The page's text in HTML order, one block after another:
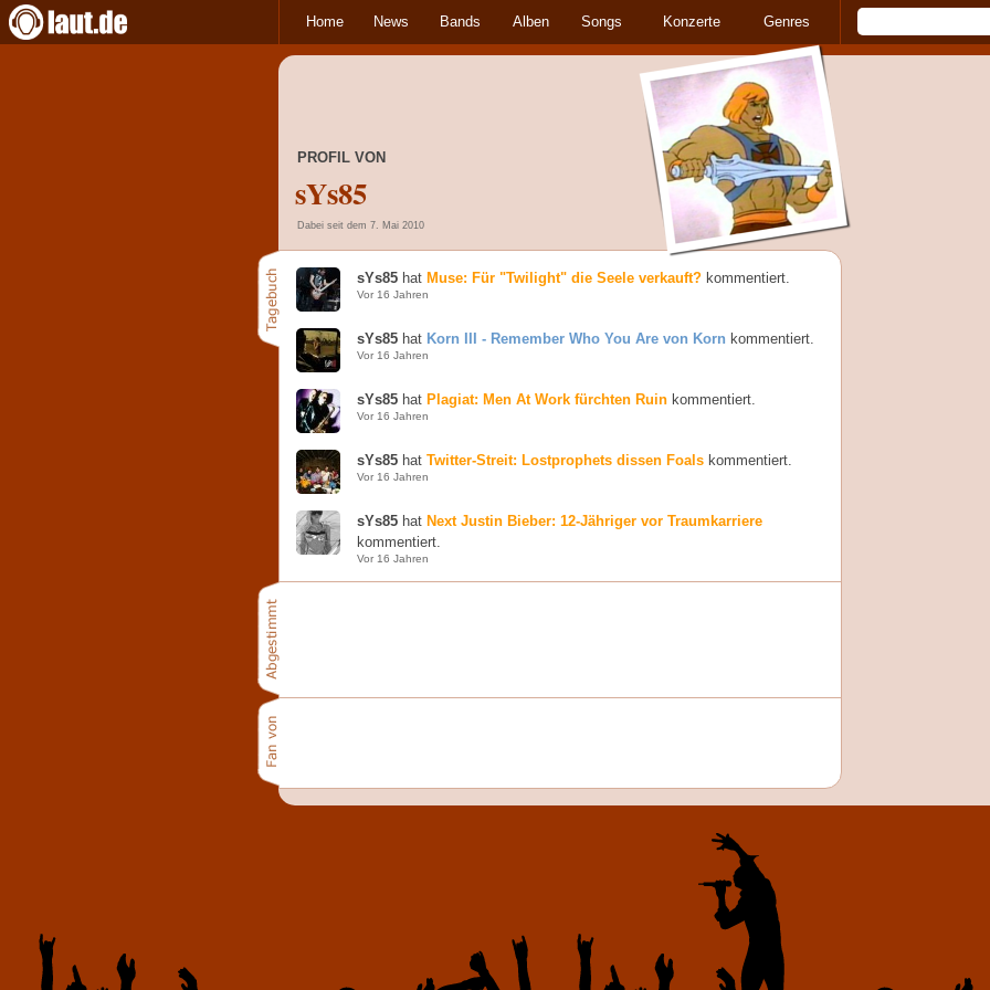
Home News Bands Alben Songs Konzerte Genres
PROFIL VON
sYs85
Dabei seit dem 7. Mai 2010
sYs85 hat Muse: Für "Twilight" die Seele verkauft? kommentiert.
Vor 16 Jahren
sYs85 hat Korn III - Remember Who You Are von Korn kommentiert.
Vor 16 Jahren
sYs85 hat Plagiat: Men At Work fürchten Ruin kommentiert.
Vor 16 Jahren
sYs85 hat Twitter-Streit: Lostprophets dissen Foals kommentiert.
Vor 16 Jahren
sYs85 hat Next Justin Bieber: 12-Jähriger vor Traumkarriere
kommentiert.
Vor 16 Jahren